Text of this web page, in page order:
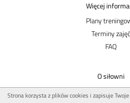
Więcej
Plany
Terminy zajęć
FAQ
O siłowni
Nasi trenerzy
Strona korzysta z plików cookies i zapisuje